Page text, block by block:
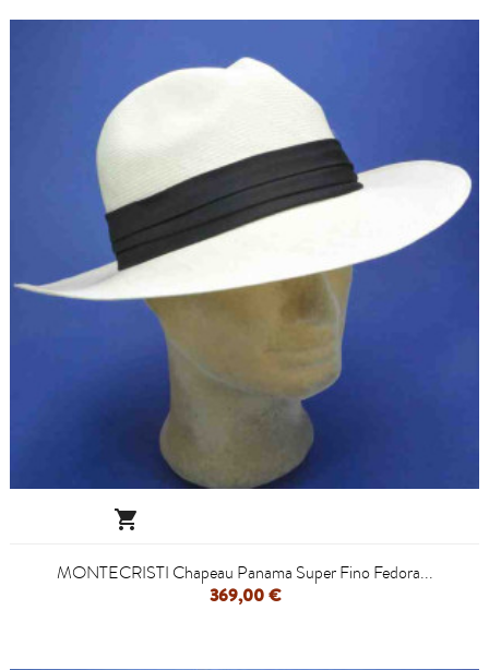

MONTECRISTI Chapeau Panama Super Fino Fedora...
369,00 €